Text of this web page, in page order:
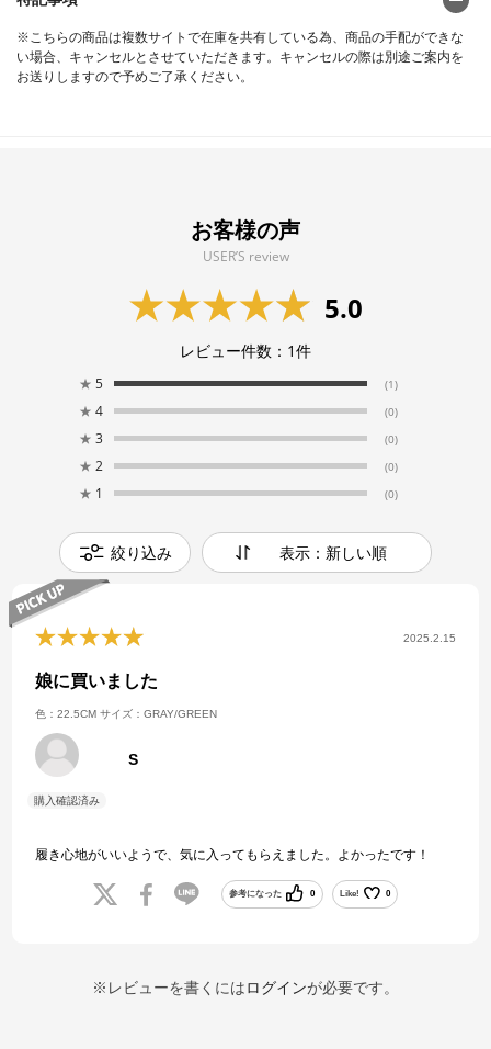
※こちらの商品は複数サイトで在庫を共有している為、商品の手配ができな
い場合、キャンセルとさせていただきます。キャンセルの際は別途ご案内を
お送りしますので予めご了承ください。
お客様の声
USER’S review
5.0
レビュー件数： 1件
★ 5 (1)
★ 4 (0)
★ 3 (0)
★ 2 (0)
★ 1 (0)
絞り込み 表示：新しい順
2025.2.15
娘に買いました
色：22.5CM サイズ：GRAY/GREEN
S
履き心地がいいようで、気に入ってもらえました。よかったです！
参考になった 0 Like! 0
※レビューを書くにはログインが必要です。